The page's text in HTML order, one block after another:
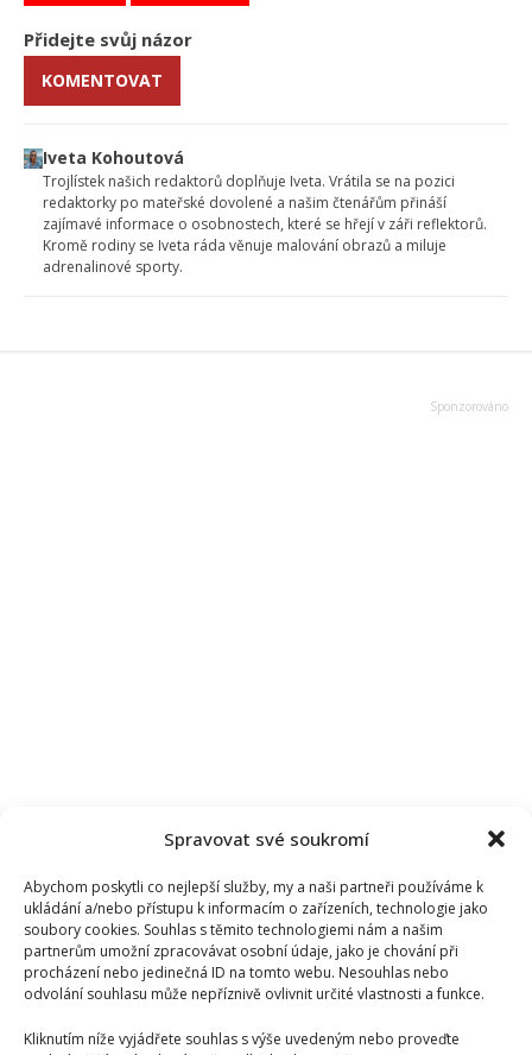
Spravovat své soukromí
Abychom poskytli co nejlepší služby, my a naši partneři používáme k
ukládání a/nebo přístupu k informacím o zařízeních, technologie jako
soubory cookies. Souhlas s těmito technologiemi nám a našim
partnerům umožní zpracovávat osobní údaje, jako je chování při
procházení nebo jedinečná ID na tomto webu. Nesouhlas nebo
odvolání souhlasu může nepříznivě ovlivnit určité vlastnosti a funkce.
Kliknutím níže vyjádřete souhlas s výše uvedeným nebo proveďte
Přidejte svůj názor
KOMENTOVAT
Iveta Kohoutová
Trojlístek našich redaktorů doplňuje Iveta. Vrátila se na pozici
redaktorky po mateřské dovolené a našim čtenářům přináší
zajímavé informace o osobnostech, které se hřejí v záři reflektorů.
Kromě rodiny se Iveta ráda věnuje malování obrazů a miluje
adrenalinové sporty.